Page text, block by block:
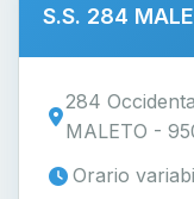
S.S. 284
284
MALETO -
Orario